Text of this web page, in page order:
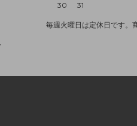
30
31
毎週火曜日は定休日です。